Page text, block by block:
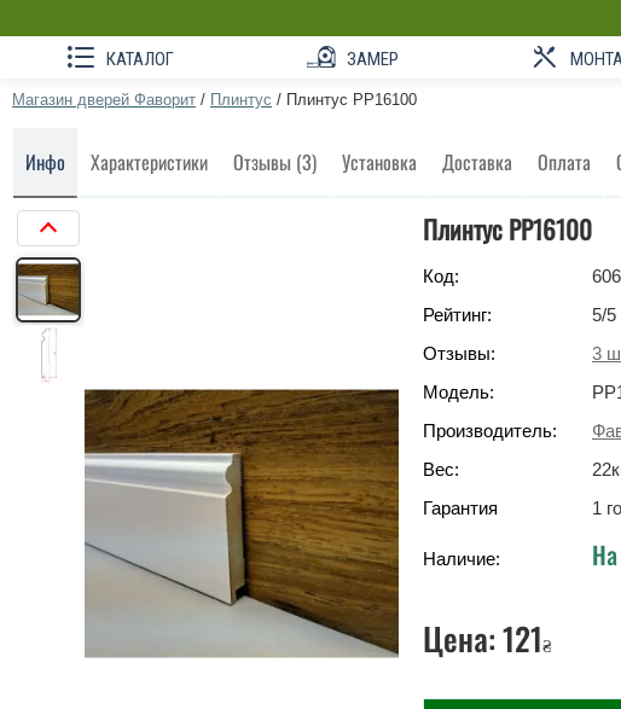
КАТАЛОГ ЗАМЕР
Магазин дверей Фаворит / Плинтус / Плинтус РР16100
Инфо Характеристики Отзывы (3) Установка Доставка Оплата
Плинтус РР16100
Код:
Рейтинг:
5/5
Отзывы:
3
Модель:
Производитель:
Вес:
22
Гарантия
1
Наличие:
Цена:121₴